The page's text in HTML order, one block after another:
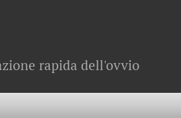
rapida dell'ovvio